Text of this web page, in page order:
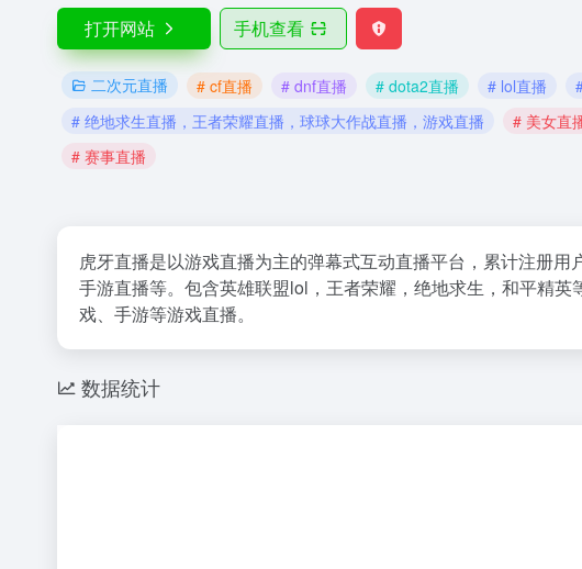
打开网站 手机查看
二次元直播 # cf直播 # dnf直播 # dota2直播 # lol直播
# 绝地求生直播，王者荣耀直播，球球大作战直播，游戏直播
# 美女直
# 赛事直播
虎牙直播是以游戏直播为主的弹幕式互动直播平台，累计注册
手游直播等。包含英雄联盟lol，王者荣耀，绝地求生，和平精
戏、手游等游戏直播。
数据统计